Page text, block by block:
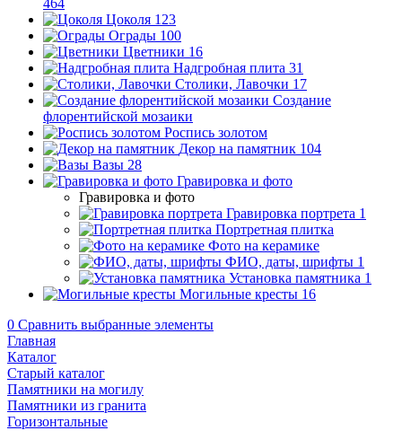
464
Цоколя 123
Ограды 100
Цветники 16
Надгробная плита 31
Столики, Лавочки 17
Создание
флорентийской мозаики
Роспись золотом
Декор на памятник 104
Вазы 28
Гравировка и фото
Гравировка и фото
Гравировка портрета 1
Портретная плитка
Фото на керамике
ФИО, даты, шрифты 1
Установка памятника 1
Могильные кресты 16
0 Сравнить выбранные элементы
Главная
Каталог
Старый каталог
Памятники на могилу
Памятники из гранита
Горизонтальные